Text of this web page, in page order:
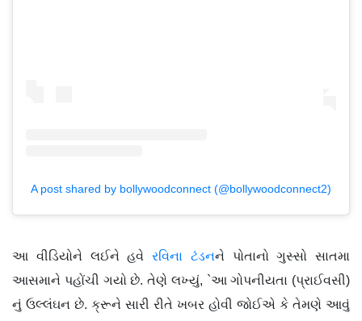
A post shared by bollywoodconnect (@bollywoodconnect2)
આ વીડિયોને લઈને હવે રવિના ટંડનને પોતાનો ગુસ્સો સાતમા
આસમાને પહોંચી ગયો છે. તેણે લખ્યું, `આ ગોપનીયતા (પ્રાઈવસી)
નું ઉલ્લંઘન છે. ક્રૂને સારી રીતે ખબર હોવી જોઈએ કે તેમણે આવું